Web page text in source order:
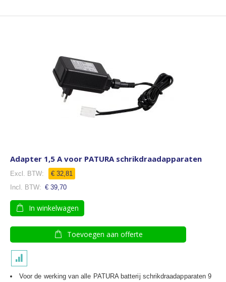
Adapter 1,5 A voor PATURA schrikdraadapparaten
€ 32,81
€ 39,70
In winkelwagen
Toevoegen aan offerte
Voor de werking van alle PATURA batterij schrikdraadapparaten 9